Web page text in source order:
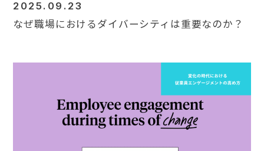
2025.09.23
なぜ職場におけるダイバーシティは重要なのか？